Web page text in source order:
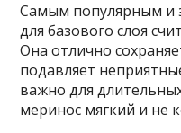
Самым популярным и
для базового слоя
Она отлично
подавляет
важно для
меринос мягкий и не